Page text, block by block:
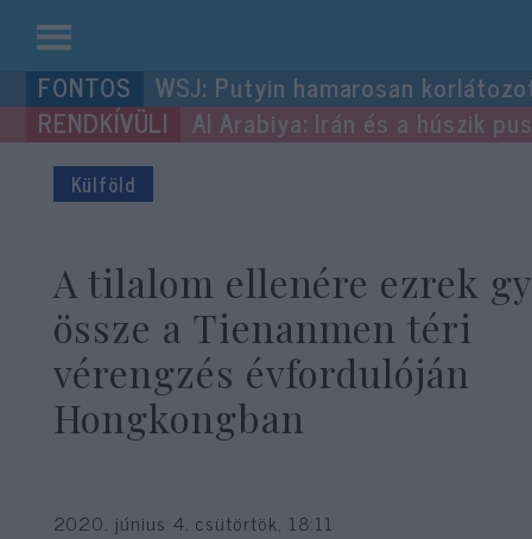
Kilépés
a
tartalomba
WSJ: Putyin hamarosan
Al Arabiya: Irán és a húszik
Külföld
A tilalom ellenére ezrek
össze a Tienanmen téri
vérengzés évfordulóján
Hongkongban
2020. június 4. csütörtök, 18:11